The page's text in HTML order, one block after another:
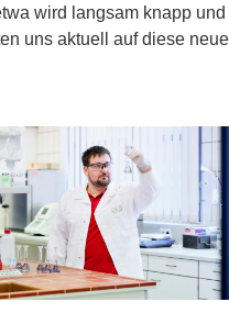
wird langsam knapp
uns aktuell auf diese